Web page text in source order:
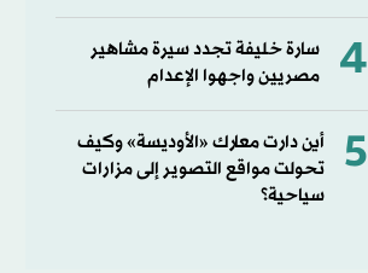
4
سارة خليفة تجدد سيرة مشاهير
مصريين واجهوا الإعدام
5
أين دارت معارك «الأوديسة» وكيف
تحولت مواقع التصوير إلى مزارات
سياحية؟